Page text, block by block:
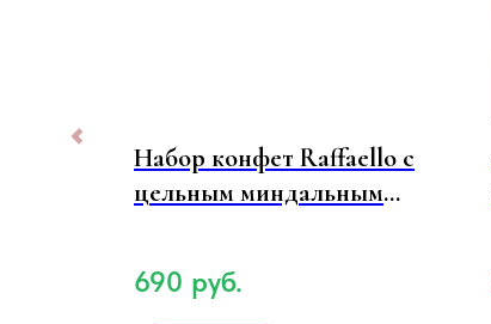
Набор конфет Raffaello с
цельным миндальным
690 руб.